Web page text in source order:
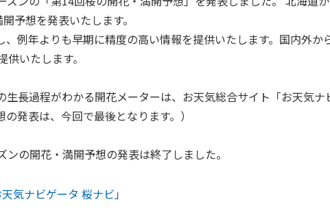
予想を発表いたします。
例年よりも早期に精度の高い情報を提供いたします。国内外か
いたします。
長過程がわかる開花メーターは、お天気総合サイト「お天気ナ
発表は、今回で最後となります。）
の開花・満開予想の発表は終了しました。
気ナビゲータ 桜ナビ」